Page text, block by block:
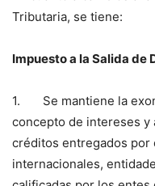
Tributaria, se tiene:
Impuesto a la Salida de
1. Se mantiene la
concepto de intereses y
créditos entregados por
internacionales,